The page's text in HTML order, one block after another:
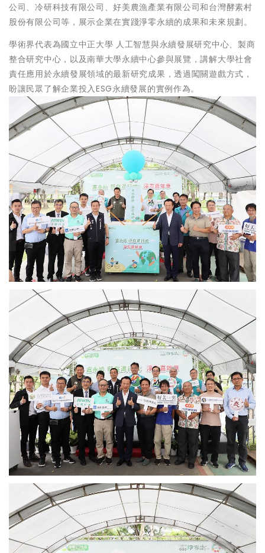
公司、冷研科技有限公司、好美農漁產業有限公司和台灣酵素村
股份有限公司等，展示企業在實踐淨零永續的成果和未來規劃。
學術界代表為國立中正大學 人工智慧與永續發展研究中心、製商
整合研究中心，以及南華大學永續中心參與展覽，講解大學社會
責任應用於永續發展領域的最新研究成果，透過闖關遊戲方式，
盼讓民眾了解企業投入ESG永續發展的實例作為。